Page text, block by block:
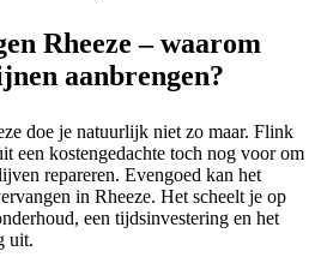
Rheeze – waarom
aanbrengen?
doe je natuurlijk niet zo maar. Flink
een kostengedachte toch nog voor om
repareren. Evengoed kan het
in Rheeze. Het scheelt je op
een tijdsinvestering en het
uit.